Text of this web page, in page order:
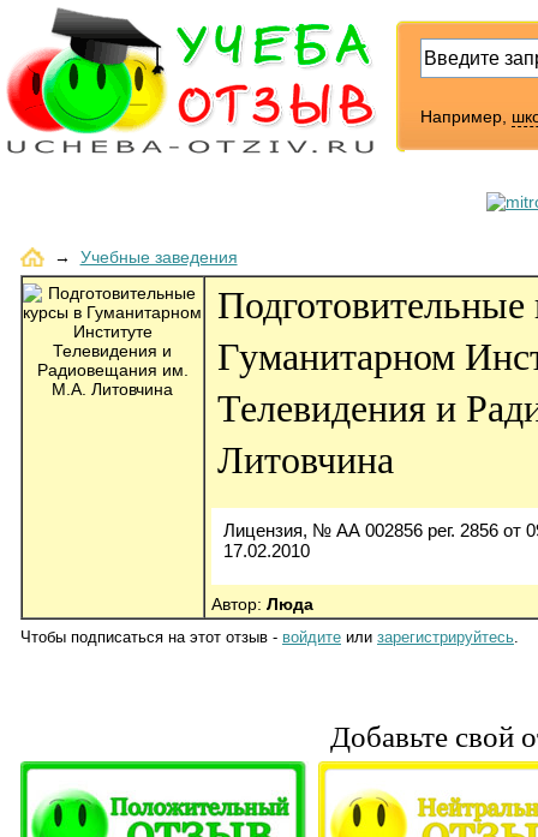
Например,
→ Учебные заведения
Гуманитарном
Телевидения и
Литовчина
Лицензия, № АА 002856 рег. 2856 от
17.02.2010
Автор: Люда
Чтобы подписаться на этот отзыв - войдите или зарегистрируйтесь.
Добавьте свой